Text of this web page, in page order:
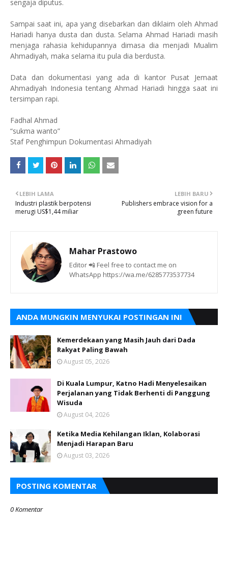
sengaja diputus.
Sampai saat ini, apa yang disebarkan dan diklaim oleh Ahmad
Hariadi hanya dusta dan dusta. Selama Ahmad Hariadi masih
menjaga rahasia kehidupannya dimasa dia menjadi Mualim
Ahmadiyah, maka selama itu pula dia berdusta.
Data dan dokumentasi yang ada di kantor Pusat Jemaat
Ahmadiyah Indonesia tentang Ahmad Hariadi hingga saat ini
tersimpan rapi.
Fadhal Ahmad
“sukma wanto”
Staf Penghimpun Dokumentasi Ahmadiyah
LEBIH BARU
Publishers embrace vision for a
green future
LEBIH LAMA
Industri plastik berpotensi
merugi US$1,44 miliar
Mahar Prastowo
Editor 📲 Feel free to contact me on
WhatsApp https://wa.me/6285773537734
ANDA MUNGKIN MENYUKAI POSTINGAN INI
Kemerdekaan yang Masih Jauh dari Dada
Rakyat Paling Bawah
August 05, 2026
Di Kuala Lumpur, Katno Hadi Menyelesaikan
Perjalanan yang Tidak Berhenti di Panggung
Wisuda
August 04, 2026
Ketika Media Kehilangan Iklan, Kolaborasi
Menjadi Harapan Baru
August 03, 2026
POSTING KOMENTAR
0 Komentar